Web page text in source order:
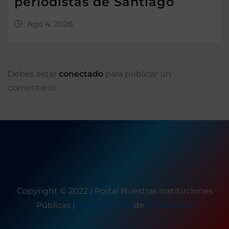
Ago 4, 2026
Debes estar conectado para publicar un
comentario.
Copyright © 2022 | Portal Nuestras Instituciones
Públicas | Seattle News de ThemeArile